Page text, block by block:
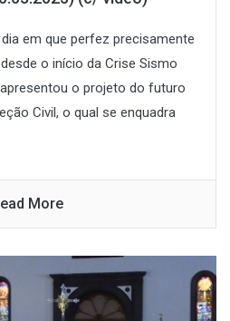
em que perfez precisamente
o início da Crise Sismo
o projeto do futuro
Civil, o qual se enquadra
More